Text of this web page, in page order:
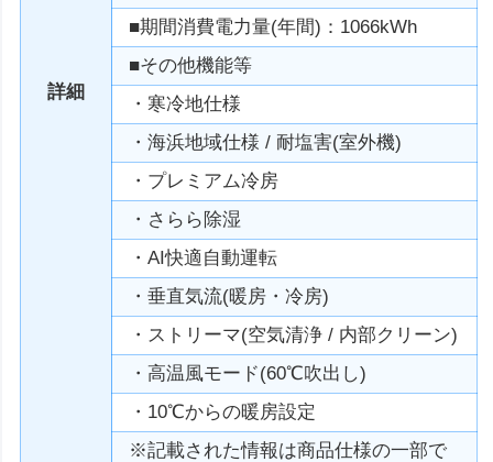
詳細
■期間消費電力量(年間)：1066kWh
■その他機能等
・寒冷地仕様
・海浜地域仕様 / 耐塩害(室外機)
・プレミアム冷房
・さらら除湿
・AI快適自動運転
・垂直気流(暖房・冷房)
・ストリーマ(空気清浄 / 内部クリーン)
・高温風モード(60℃吹出し)
・10℃からの暖房設定
※記載された情報は商品仕様の一部で